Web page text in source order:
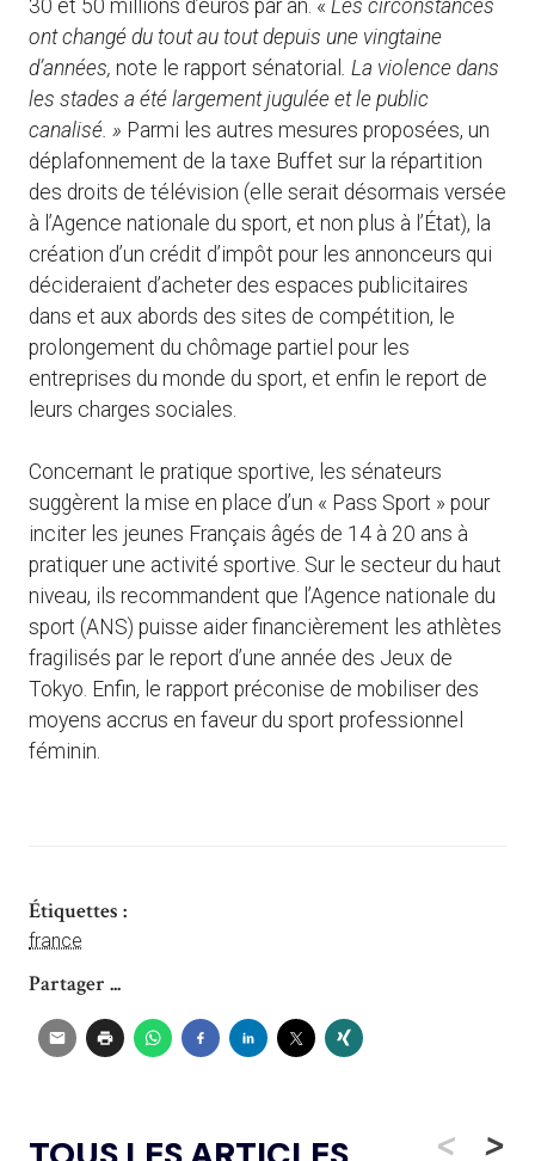
30 et 50 millions d’euros par an. « L es circonstances
ont changé du tout au tout depuis une vingtaine
d’années, note le rapport sénatorial
. La violence dans
les stades a été largement jugulée et le public
canalisé. » Parmi les autres mesures proposées, un
déplafonnement de la taxe Buffet sur la répartition
des droits de télévision (elle serait désormais versée
à l’Agence nationale du sport, et non plus à l’État), la
création d’un crédit d’impôt pour les annonceurs qui
décideraient d’acheter des espaces publicitaires
dans et aux abords des sites de compétition, le
prolongement du chômage partiel pour les
entreprises du monde du sport, et enfin le report de
leurs charges sociales.
Concernant le pratique sportive, les sénateurs
suggèrent la mise en place d’un « Pass Sport » pour
inciter les jeunes Français âgés de 14 à 20 ans à
pratiquer une activité sportive. Sur le secteur du haut
niveau, ils recommandent que l’Agence nationale du
sport (ANS) puisse aider financièrement les athlètes
fragilisés par le report d’une année des Jeux de
Tokyo. Enfin, le rapport préconise de mobiliser des
moyens accrus en faveur du sport professionnel
féminin.
Étiquettes :
france
Partager ...
< >